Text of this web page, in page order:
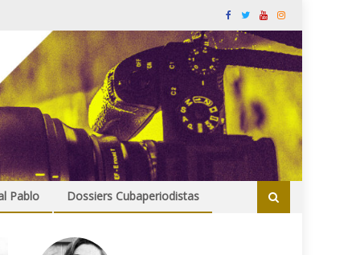
Pablo Dossiers Cubaperiodistas